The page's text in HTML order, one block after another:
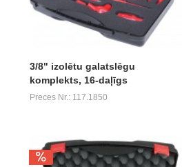
3/8" izolētu galatslēgu
komplekts, 16-daļīgs
Preces Nr.: 117.1850